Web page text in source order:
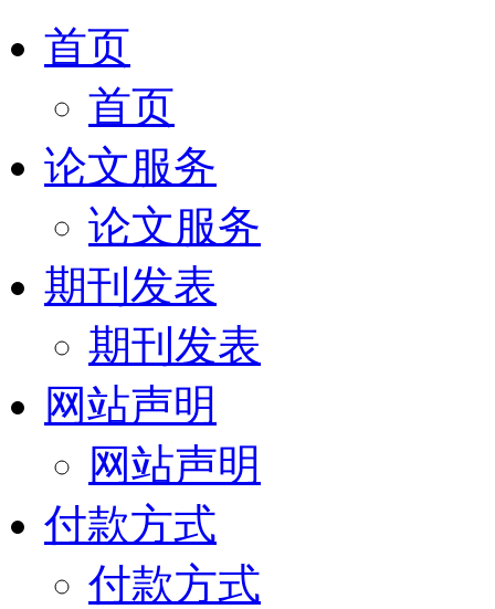
首页
首页
论文服务
论文服务
期刊发表
期刊发表
网站声明
网站声明
付款方式
付款方式